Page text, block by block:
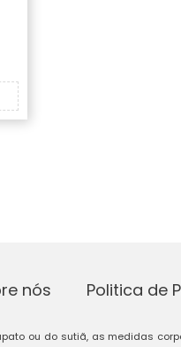
nós Politica de
ou do sutiã, as medidas